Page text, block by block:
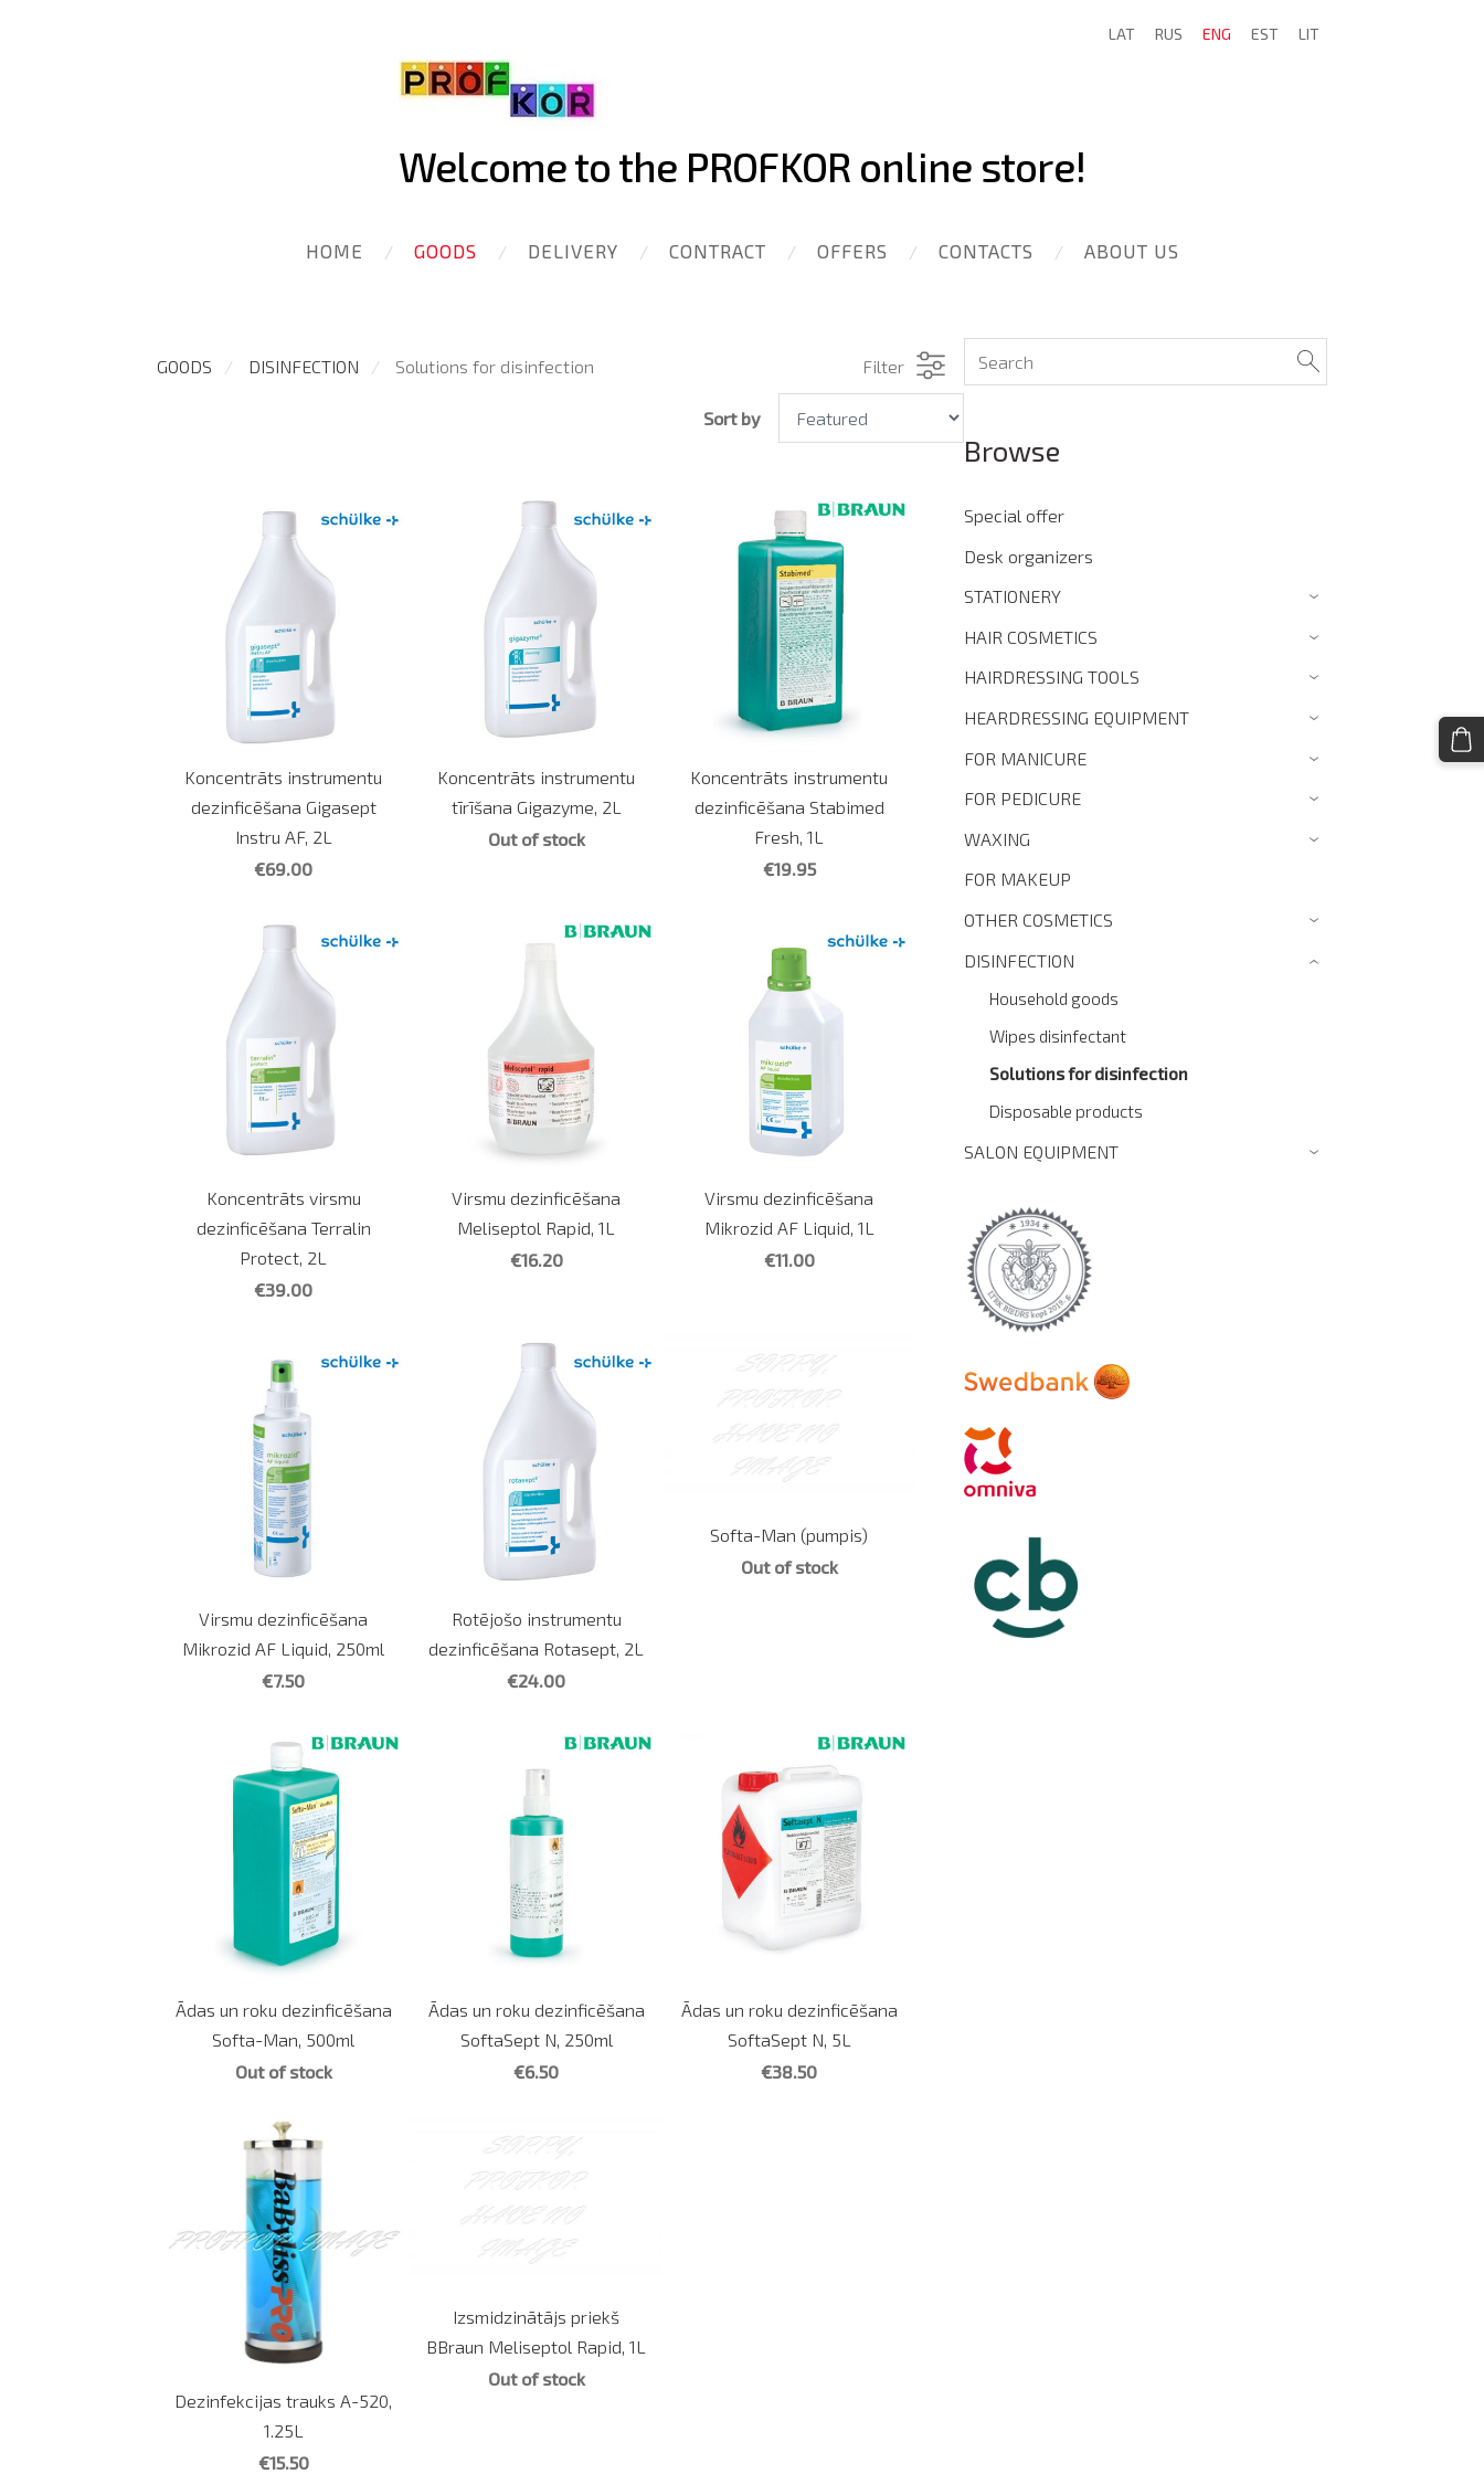
Welcome to the PROFKOR online store!
HOME GOODS DELIVERY CONTRACT OFFERS CONTACTS ABOUT US
LAT RUS ENG EST LIT
Browse
Special offer
Desk organizers
STATIONERY
›
HAIR COSMETICS ›
HAIRDRESSING TOOLS ›
HEARDRESSING EQUIPMENT ›
FOR MANICURE ›
FOR PEDICURE ›
WAXING ›
FOR MAKEUP
OTHER COSMETICS
›
DISINFECTION
Household goods
Wipes disinfectant
Solutions for disinfection
Disposable products
›
SALON EQUIPMENT ›
GOODS DISINFECTION Solutions for disinfection Filter
Sort by
Koncentrāts instrumentu
dezinficēšana Gigasept
Instru AF, 2L
€69.00
Koncentrāts instrumentu
tīrīšana Gigazyme, 2L
Out of stock
Koncentrāts instrumentu
dezinficēšana Stabimed
Fresh, 1L
€19.95
Koncentrāts virsmu
dezinficēšana Terralin
Protect, 2L
€39.00
Virsmu dezinficēšana
Meliseptol Rapid, 1L
€16.20
Virsmu dezinficēšana
Mikrozid AF Liquid, 1L
€11.00
Virsmu dezinficēšana
Mikrozid AF Liquid, 250ml
€7.50
Rotējošo instrumentu
dezinficēšana Rotasept, 2L
€24.00
Softa-Man (pumpis)
Out of stock
Ādas un roku dezinficēšana
Softa-Man, 500ml
Out of stock
Ādas un roku dezinficēšana
SoftaSept N, 250ml
€6.50
Ādas un roku dezinficēšana
SoftaSept N, 5L
€38.50
Dezinfekcijas trauks A-520,
1.25L
€15.50
Izsmidzinātājs priekš
BBraun Meliseptol Rapid, 1L
Out of stock